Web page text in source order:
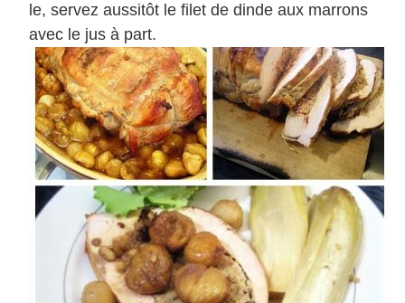
le, servez aussitôt le filet de dinde aux marrons
avec le jus à part.